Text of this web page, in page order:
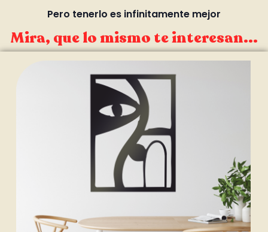
Pero tenerlo es infinitamente mejor
Mira, que lo mismo te interesan...